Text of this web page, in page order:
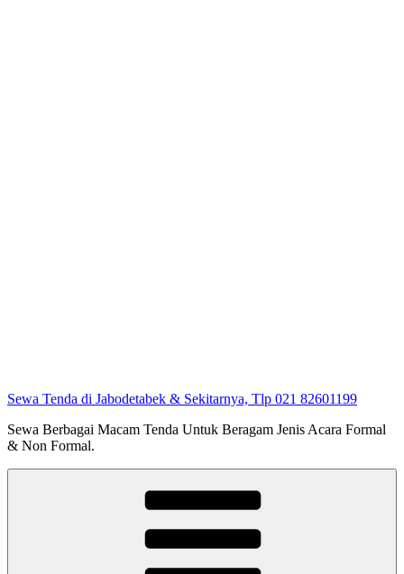
Sewa Tenda di Jabodetabek & Sekitarnya, Tlp 021 82601199
Sewa Berbagai Macam Tenda Untuk Beragam Jenis Acara Formal
& Non Formal.